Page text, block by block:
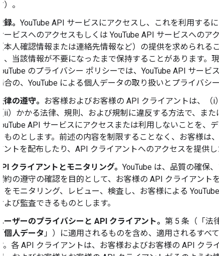
す）。
登録。 YouTube API サービスにアクセスし、これを利用する
サービスへのアクセスもしくは YouTube API サービスへの
（本人確認情報または連絡先情報など）の提供を求められ
め、当該情報が不要になったまで保持することがあります。
YouTube のプライバシー ポリシーでは、YouTube API サー
場合の、YouTube による個人データの取り扱いとプライバシ
法律の遵守。 お客様およびお客様の API クライアントは、（i
（ii）かかる法律、規則、および規制に違反する方法で、ま
YouTube API サービスにアクセスまたは利用しないことを
るものとします。前述の内容を制限することなく、お客様
アントを配布したり、API クライアントへのアクセスを提供
API クライアントとモニタリング。 YouTube は、品質の確保
契約の遵守の確認を目的として、お客様の API クライアン
トをモニタリング、レビュー、検査し、お客様による
および監査できるものとします。
ユーザーのプライバシーと API クライアント。 第 5 条（「法
「個人データ」）に適用されるものを含め、適用されるすべ
す。各 API クライアントは、お客様およびお客様の API ク